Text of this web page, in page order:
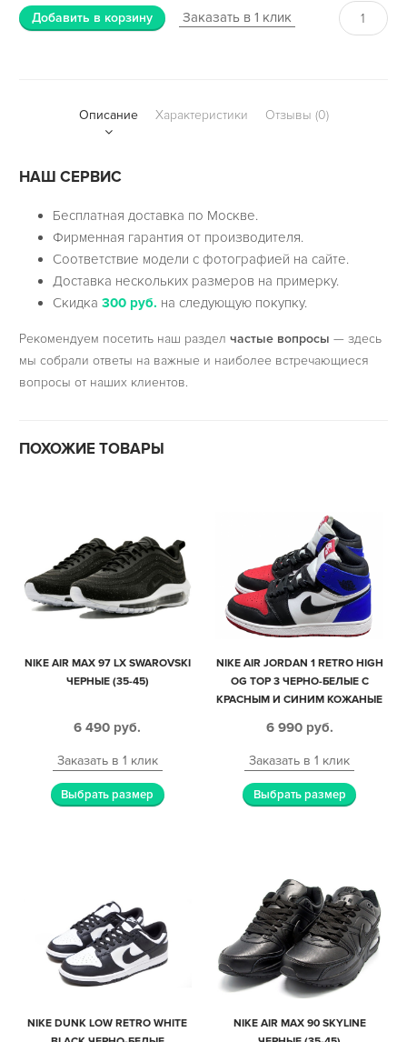
Добавить в корзину Заказать в 1 клик
Описание Характеристики Отзывы (0)
НАШ СЕРВИС
Бесплатная доставка по Москве.
Фирменная гарантия от производителя.
Соответствие модели с фотографией на сайте.
Доставка нескольких размеров на примерку.
Скидка300 руб. на следующую покупку.
Рекомендуем посетить наш раздел частые вопросы — здесь
мы собрали ответы на важные и наиболее встречающиеся
вопросы от наших клиентов.
ПОХОЖИЕ ТОВАРЫ
NIKE AIR MAX 97 LX SWAROVSKI
ЧЕРНЫЕ (35-45)
6 490 руб.
Заказать в 1 клик
Выбрать размер
NIKE AIR JORDAN 1 RETRO HIGH
OG TOP 3 ЧЕРНО-БЕЛЫЕ С
КРАСНЫМ И СИНИМ КОЖАНЫЕ
6 990 руб.
Заказать в 1 клик
Выбрать размер
NIKE DUNK LOW RETRO WHITE
NIKE AIR MAX 90 SKYLINE